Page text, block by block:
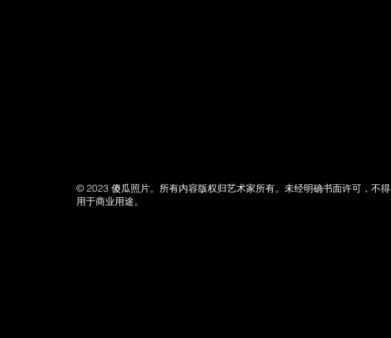
© 2023 傻瓜照片。所有内容版权归艺术家所有。未经明确书面许可，不得
用于商业用途。